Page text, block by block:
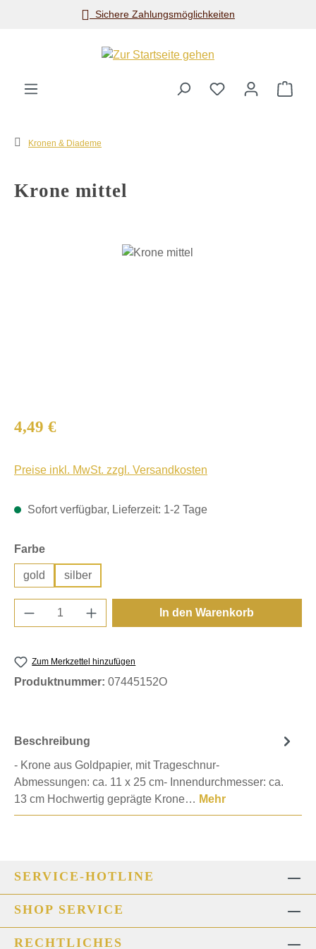
Zum Hauptinhalt springenSichere Zahlungsmöglichkeiten
Kronen & Diademe
Krone mittel
Bildergalerie überspringen
Regulärer Preis:
4,49 €
Preise inkl. MwSt. zzgl. Versandkosten
Sofort verfügbar, Lieferzeit: 1-2 Tage
Farbeauswählen
gold silber
Produkt Anzahl: Gib den gewünschten
In den Warenkorb
Zum Merkzettel hinzufügen
Produktnummer: 07445152O
Beschreibung
- Krone aus Goldpapier, mit Trageschnur-
Abmessungen: ca. 11 x 25 cm- Innendurchmesser: ca.
13 cm Hochwertig geprägte Krone… Mehr
SERVICE-HOTLINE
SHOP SERVICE
RECHTLICHES